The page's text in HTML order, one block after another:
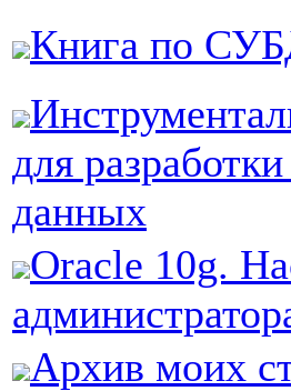
Книга по
для
данных
Oracle 10g.
Архив моих